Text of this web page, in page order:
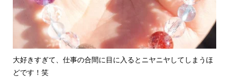
大好きすぎて、仕事の合間に目に入るとニヤニヤしてしまうほ
どです！笑